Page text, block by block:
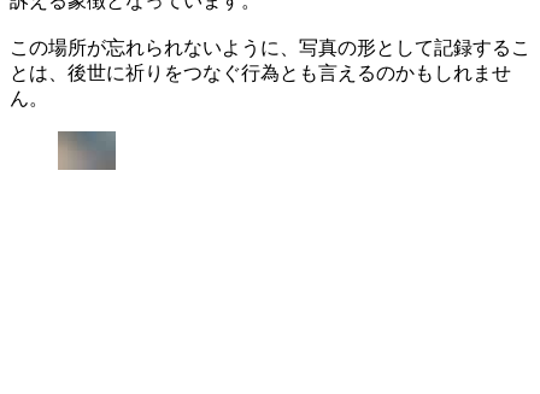
この場所が忘れられないように、写真の形として記録するこ
とは、後世に祈りをつなぐ行為とも言えるのかもしれませ
ん。